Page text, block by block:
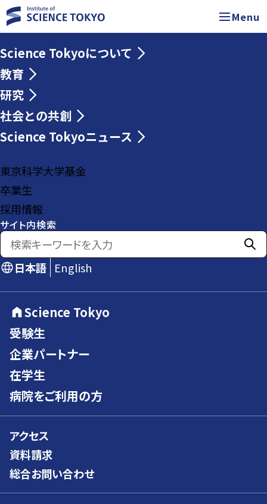
Menu
Science Tokyoについて
教育
研究
社会との共創
Science Tokyoニュース
東京科学大学基金
卒業生
採用情報
サイト内検索
日本語 English
Science Tokyo
受験生
企業パートナー
在学生
病院をご利用の方
アクセス
資料請求
総合お問い合わせ